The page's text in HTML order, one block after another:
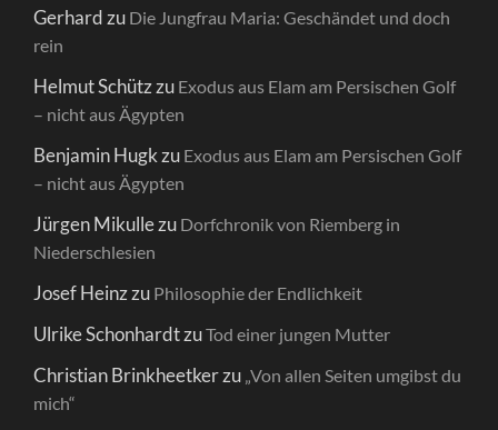
Gerhardzu Die Jungfrau Maria: Geschändet und doch
rein
Helmut Schützzu Exodus aus Elam am Persischen Golf
– nicht aus Ägypten
Benjamin Hugkzu Exodus aus Elam am Persischen Golf
– nicht aus Ägypten
Jürgen Mikullezu Dorfchronik von Riemberg in
Niederschlesien
Josef Heinzzu Philosophie der Endlichkeit
Ulrike SchonhardtzuTod einer jungen Mutter
Christian Brinkheetkerzu „Von allen Seiten umgibst du
mich“